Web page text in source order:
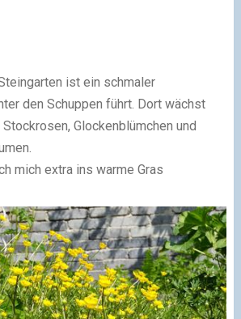
ist ein schmaler
den Schuppen führt. Dort wächst
Stockrosen, Glockenblümchen und
mich extra ins warme Gras